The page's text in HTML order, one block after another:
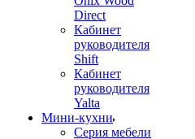
Direct
Кабинет
руководителя
Shift
Кабинет
руководителя
Yalta
Мини-кухни
Серия мебели